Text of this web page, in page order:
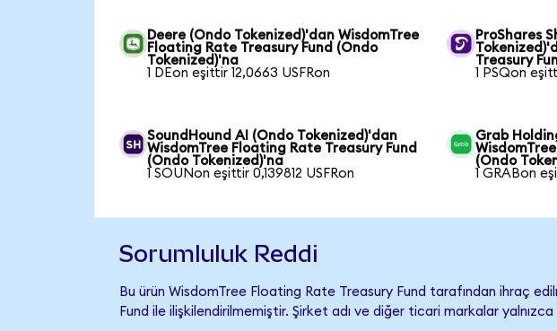
Deere (Ondo Tokenized)'dan WisdomTree
Floating Rate Treasury Fund (Ondo
Tokenized)'na
1 DEon eşittir 12,0663 USFRon
ProShares
Treasury
1 PSQon
SoundHound AI (Ondo Tokenized)'dan
WisdomTree Floating Rate Treasury Fund
(Ondo Tokenized)'na
1 SOUNon eşittir 0,139812 USFRon
Grab
(Ondo
1 GRABon
Sorumluluk Reddi
Bu ürün WisdomTree Floating Rate Treasury Fund tarafından ihraç
Fund ile ilişkilendirilmemiştir. Şirket adı ve diğer ticari markalar